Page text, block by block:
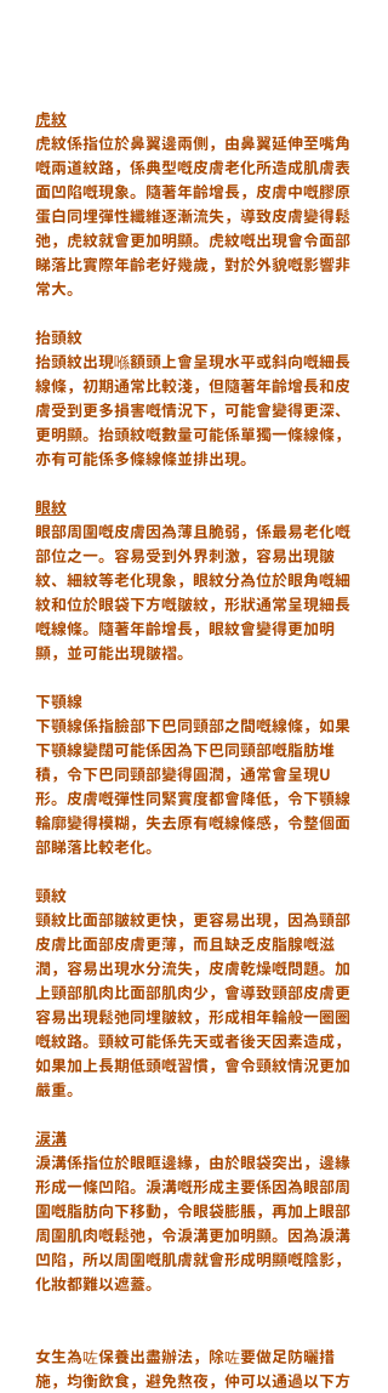
虎紋
虎紋係指位於鼻翼邊兩側，由鼻翼延伸至嘴角
嘅兩道紋路，係典型嘅皮膚老化所造成肌膚表
面凹陷嘅現象。隨著年齡增長，皮膚中嘅膠原
蛋白同埋彈性纖維逐漸流失，導致皮膚變得鬆
弛，虎紋就會更加明顯。虎紋嘅出現會令面部
睇落比實際年齡老好幾歲，對於外貌嘅影響非
常大。
抬頭紋
抬頭紋出現喺額頭上會呈現水平或斜向嘅細長
線條，初期通常比較淺，但隨著年齡增長和皮
膚受到更多損害嘅情況下，可能會變得更深、
更明顯。抬頭紋嘅數量可能係單獨一條線條，
亦有可能係多條線條並排出現。
眼紋
眼部周圍嘅皮膚因為薄且脆弱，係最易老化嘅
部位之一。容易受到外界刺激，容易出現皺
紋、細紋等老化現象，眼紋分為位於眼角嘅細
紋和位於眼袋下方嘅皺紋，形狀通常呈現細長
嘅線條。隨著年齡增長，眼紋會變得更加明
顯，並可能出現皺褶。
下顎線
下顎線係指臉部下巴同頸部之間嘅線條，如果
下顎線變闊可能係因為下巴同頸部嘅脂肪堆
積，令下巴同頸部變得圓潤，通常會呈現U
形。皮膚嘅彈性同緊實度都會降低，令下顎線
輪廓變得模糊，失去原有嘅線條感，令整個面
部睇落比較老化。
頸紋
頸紋比面部皺紋更快，更容易出現，因為頸部
皮膚比面部皮膚更薄，而且缺乏皮脂腺嘅滋
潤，容易出現水分流失，皮膚乾燥嘅問題。加
上頸部肌肉比面部肌肉少，會導致頸部皮膚更
容易出現鬆弛同埋皺紋，形成相年輪般一圈圈
嘅紋路。頸紋可能係先天或者後天因素造成，
如果加上長期低頭嘅習慣，會令頸紋情況更加
嚴重。
涙溝
淚溝係指位於眼眶邊緣，由於眼袋突出，邊緣
形成一條凹陷。淚溝嘅形成主要係因為眼部周
圍嘅脂肪向下移動，令眼袋膨脹，再加上眼部
周圍肌肉嘅鬆弛，令淚溝更加明顯。因為淚溝
凹陷，所以周圍嘅肌膚就會形成明顯嘅陰影，
化妝都難以遮蓋。
女生為咗保養出盡辦法，除咗要做足防曬措
施，均衡飲食，避免熬夜，仲可以通過以下方